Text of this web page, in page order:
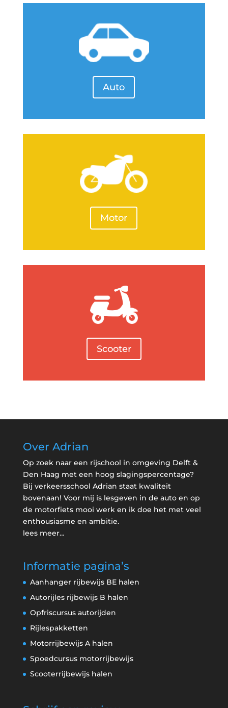
Auto
Motor
Scooter
Over Adrian
Op zoek naar een rijschool in omgeving Delft &
Den Haag met een hoog slagingspercentage?
Bij verkeersschool Adrian staat kwaliteit
bovenaan! Voor mij is lesgeven in de auto en op
de motorfiets mooi werk en ik doe het met veel
enthousiasme en ambitie.
lees meer…
Informatie pagina’s
Aanhanger rijbewijs BE halen
Autorijles rijbewijs B halen
Opfriscursus autorijden
Rijlespakketten
Motorrijbewijs A halen
Spoedcursus motorrijbewijs
Scooterrijbewijs halen